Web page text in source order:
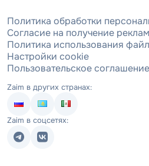
Политика обработки
Согласие на получение
Политика использования
Настройки cookie
Пользовательское соглашение
Zaim в других странах:
Zaim в соцсетях: